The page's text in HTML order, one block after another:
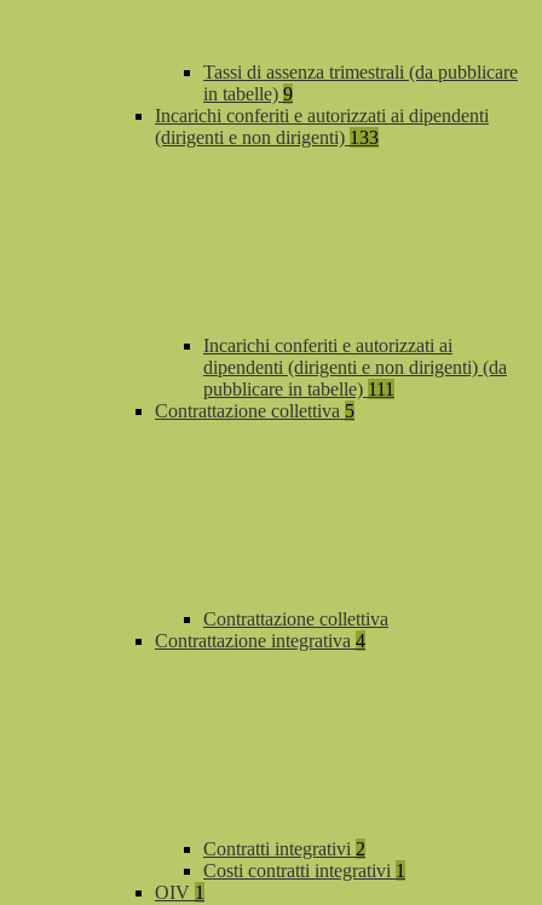
Tassi di assenza trimestrali (da pubblicare
in tabelle) 9
Incarichi conferiti e autorizzati ai dipendenti
(dirigenti e non dirigenti) 133
Incarichi conferiti e autorizzati ai
dipendenti (dirigenti e non dirigenti) (da
pubblicare in tabelle) 111
Contrattazione collettiva 5
Contrattazione collettiva
Contrattazione integrativa 4
Contratti integrativi 2
Costi contratti integrativi 1
OIV 1